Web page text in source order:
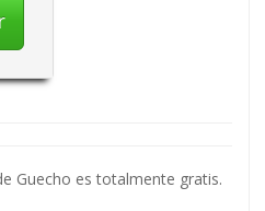
Guecho es totalmente gratis.